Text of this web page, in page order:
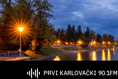
PRVI KARLOVAČKI 90.1FM